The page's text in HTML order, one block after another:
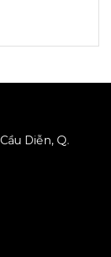
Diễn, Q.